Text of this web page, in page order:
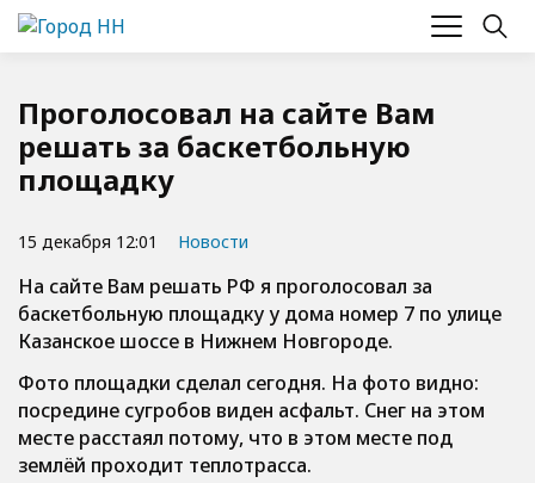
Проголосовал на сайте Вам
решать за баскетбольную
площадку
15 декабря 12:01 Новости
На сайте Вам решать РФ я проголосовал за
баскетбольную площадку у дома номер 7 по улице
Казанское шоссе в Нижнем Новгороде.
Фото площадки сделал сегодня. На фото видно:
посредине сугробов виден асфальт. Снег на этом
месте расстаял потому, что в этом месте под
землёй проходит теплотрасса.